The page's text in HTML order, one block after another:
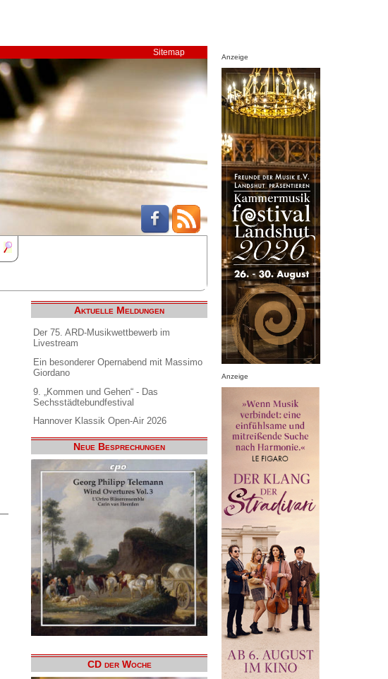
Sitemap
Aktuelle Meldungen
Der 75. ARD-Musikwettbewerb im
Livestream
Ein besonderer Opernabend mit Massimo
Giordano
9. „Kommen und Gehen“ - Das
Sechsstädtebundfestival
Hannover Klassik Open-Air 2026
Neue Besprechungen
CD der Woche
Anzeige
Anzeige